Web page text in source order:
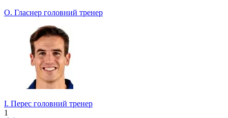
О. Гласнер головний тренер
І. Перес головний тренер
1